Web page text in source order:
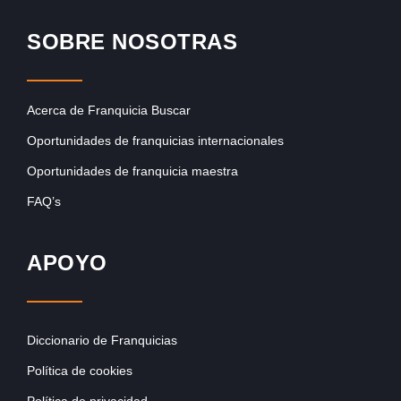
SOBRE NOSOTRAS
Acerca de Franquicia Buscar
Oportunidades de franquicias internacionales
Oportunidades de franquicia maestra
FAQ’s
APOYO
Diccionario de Franquicias
Política de cookies